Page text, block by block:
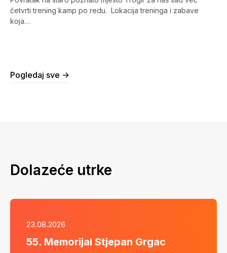
četvrti trening kamp po redu. Lokacija treninga i zabave
koja…
Pogledaj sve ->
Dolazeće utrke
23.08.2026
55. Memorijal Stjepan Grgac